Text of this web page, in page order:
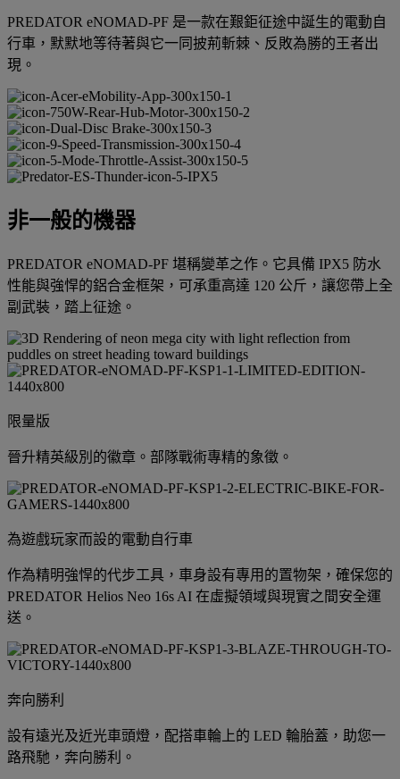
PREDATOR eNOMAD-PF 是一款在艱鉅征途中誕生的電動自
行車，默默地等待著與它一同披荊斬棘、反敗為勝的王者出
現。
非一般的機器
PREDATOR eNOMAD-PF 堪稱變革之作。它具備 IPX5 防水
性能與強悍的鋁合金框架，可承重高達 120 公斤，讓您帶上全
副武裝，踏上征途。
限量版
晉升精英級別的徽章。部隊戰術專精的象徵。
為遊戲玩家而設的電動自行車
作為精明強悍的代步工具，車身設有專用的置物架，確保您的
PREDATOR Helios Neo 16s AI 在虛擬領域與現實之間安全運
送。
奔向勝利
設有遠光及近光車頭燈，配搭車輪上的 LED 輪胎蓋，助您一
路飛馳，奔向勝利。